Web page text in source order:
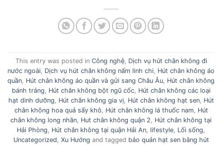
This entry was posted in Công nghệ, Dịch vụ hút chân không đi
nước ngoài Dịch vụ hút chân không nấm linh chi Hút chân không áo
quần Hút chân không áo quần và gửi sang Châu Âu Hút chân không
bánh tráng
Hút chân không bột ngũ cốc, Hút chân không các loại
hạt dinh dưỡng
Hút chân không gia vị, Hút chân không hạt sen, Hút
chân không hoa quả sấy khô
Hút chân không lá thuốc nam, Hút
chân không long nhãn Hut chân không quận 2
Hút chân không tại
Hải Phòng
Hút chân không tại quận Hải An lifestyle Lối sống
Uncategorized Xu Hướng and tagged bảo quản hạt sen bằng hút